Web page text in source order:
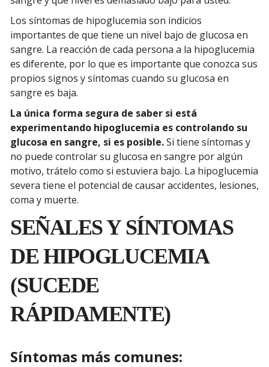
Los síntomas de hipoglucemia son indicios
importantes de que tiene un nivel bajo de glucosa en
sangre. La reacción de cada persona a la hipoglucemia
es diferente, por lo que es importante que conozca sus
propios signos y síntomas cuando su glucosa en
sangre es baja.
La única forma segura de saber si está
experimentando hipoglucemia es controlando su
glucosa en sangre, si es posible.Si tiene síntomas y
no puede controlar su glucosa en sangre por algún
motivo, trátelo como si estuviera bajo. La hipoglucemia
severa tiene el potencial de causar accidentes, lesiones,
coma y muerte.
SEÑALES Y SÍNTOMAS
DE HIPOGLUCEMIA
(SUCEDE
RÁPIDAMENTE)
Síntomas más comunes: